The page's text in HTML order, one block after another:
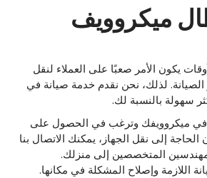
ميكروويف
يكون الأمر صعبًا على العملاء لنقل
لذلك، نحن نقدم خدمة صيانة في
سهولة بالنسبة لك.
في ميكروويفك وترغب في الحصول على
إلى نقل الجهاز، يمكنك الاتصال بنا
المتخصصين إلى منزلك.
اللازمة وإصلاح المشكلة في مكانها.